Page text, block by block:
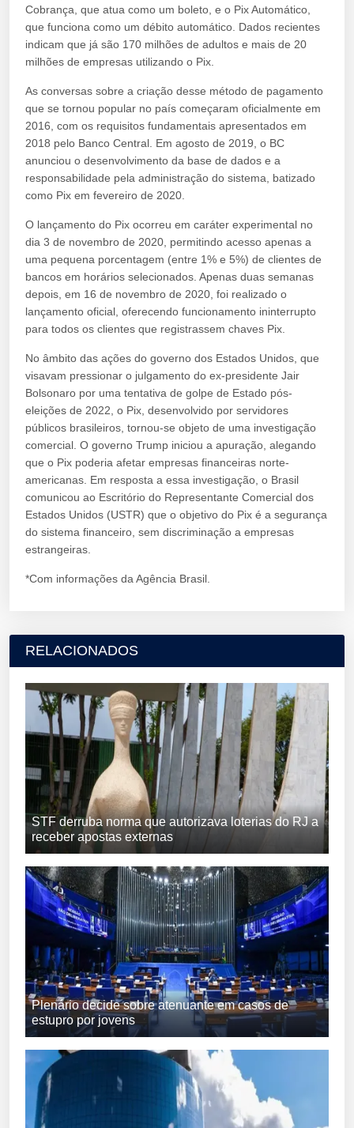
Cobrança, que atua como um boleto, e o Pix Automático,
que funciona como um débito automático. Dados recientes
indicam que já são 170 milhões de adultos e mais de 20
milhões de empresas utilizando o Pix.
As conversas sobre a criação desse método de pagamento
que se tornou popular no país começaram oficialmente em
2016, com os requisitos fundamentais apresentados em
2018 pelo Banco Central. Em agosto de 2019, o BC
anunciou o desenvolvimento da base de dados e a
responsabilidade pela administração do sistema, batizado
como Pix em fevereiro de 2020.
O lançamento do Pix ocorreu em caráter experimental no
dia 3 de novembro de 2020, permitindo acesso apenas a
uma pequena porcentagem (entre 1% e 5%) de clientes de
bancos em horários selecionados. Apenas duas semanas
depois, em 16 de novembro de 2020, foi realizado o
lançamento oficial, oferecendo funcionamento ininterrupto
para todos os clientes que registrassem chaves Pix.
No âmbito das ações do governo dos Estados Unidos, que
visavam pressionar o julgamento do ex-presidente Jair
Bolsonaro por uma tentativa de golpe de Estado pós-
eleições de 2022, o Pix, desenvolvido por servidores
públicos brasileiros, tornou-se objeto de uma investigação
comercial. O governo Trump iniciou a apuração, alegando
que o Pix poderia afetar empresas financeiras norte-
americanas. Em resposta a essa investigação, o Brasil
comunicou ao Escritório do Representante Comercial dos
Estados Unidos (USTR) que o objetivo do Pix é a segurança
do sistema financeiro, sem discriminação a empresas
estrangeiras.
*Com informações da Agência Brasil.
RELACIONADOS
STF derruba norma que autorizava loterias do RJ a
receber apostas externas
Plenário decide sobre atenuante em casos de
estupro por jovens